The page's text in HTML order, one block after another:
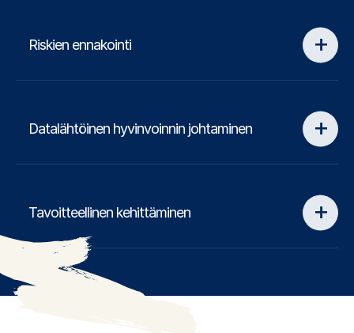
Riskien ennakointi
Datalähtöinen hyvinvoinnin johtaminen
Tavoitteellinen kehittäminen